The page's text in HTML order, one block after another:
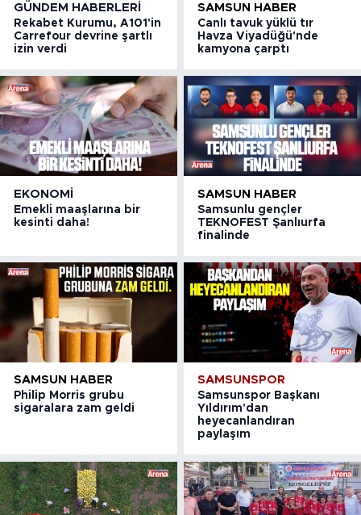
GÜNDEM HABERLERI
Rekabet Kurumu, A101'in
Carrefour devrine şartlı
izin verdi
SAMSUN HABER
Canlı tavuk yüklü tır
Havza Viyadüğü'nde
kamyona çarptı
EKONOMI
Emekli maaşlarına bir
kesinti daha!
SAMSUN HABER
Samsunlu gençler
TEKNOFEST Şanlıurfa
finalinde
SAMSUN HABER
Philip Morris grubu
sigaralara zam geldi
SAMSUNSPOR
Samsunspor Başkanı
Yıldırım'dan
heyecanlandıran
paylaşım